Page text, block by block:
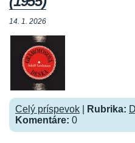
14. 1. 2026
Celý príspevok Rubrika:
Komentáre: 0